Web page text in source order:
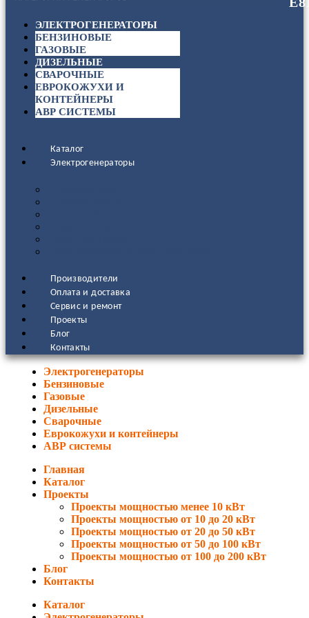
ЭЛЕКТРОГЕНЕРАТОРЫ
БЕНЗИНОВЫЕ
ГАЗОВЫЕ
ДИЗЕЛЬНЫЕ
СВАРОЧНЫЕ
ЕВРОКОЖУХИ И
КОНТЕЙНЕРЫ
АВР СИСТЕМЫ
Каталог
Электрогенераторы
Производители
Оплата и доставка
Сервис и ремонт
Проекты
Блог
Контакты
Электрогенераторы
Бензиновые
Газовые
Дизельные
Сварочные
Еврокожухи и контейнеры
АВР системы
Главная
Каталог
Проекты
Проекты мощностью менее 10 кВт
Проекты мощностью от 10 до 20 кВт
Проекты мощностью от 20 до 50 кВт
Проекты мощностью от 50 до 100 кВт
Проекты мощностью от 100 до 200 кВт
Блог
Контакты
Каталог